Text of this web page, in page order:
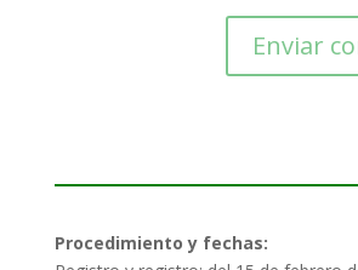
Procedimiento y fechas: